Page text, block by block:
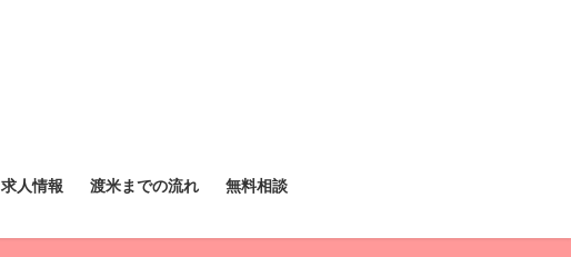
求人情報 渡米までの流れ 無料相談